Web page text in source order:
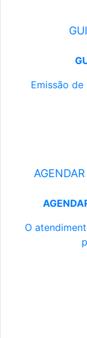
Emissão
O